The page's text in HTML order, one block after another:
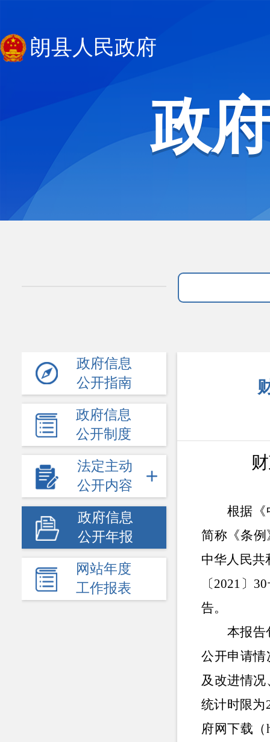
朗县人民政府
政
政府信息
公开指南
政府信息
公开制度
法定主动
公开内容
政府信息
公开年报
网站年度
工作报表
根据《
简称《条
中华人民共
〔2021〕
告。
本报告
公开申请
及改进情
统计时限为
府网下载 （